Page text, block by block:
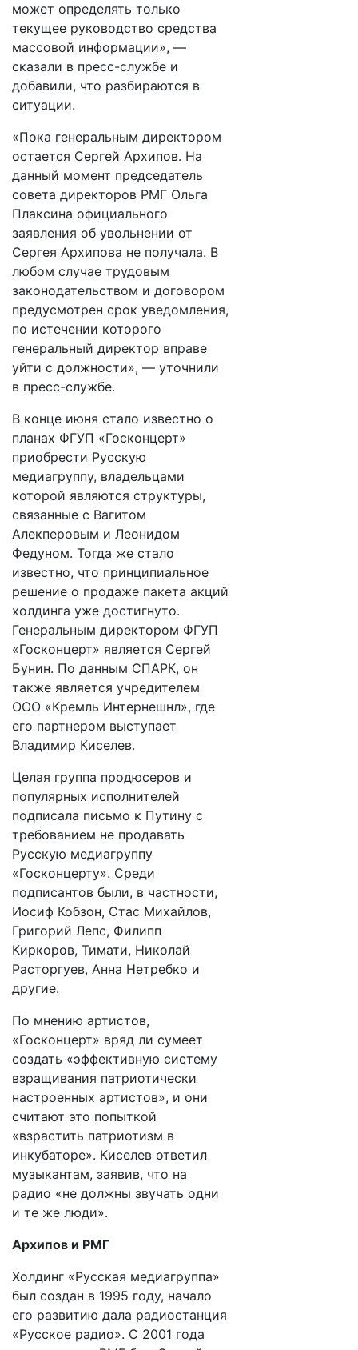
может определять только
текущее руководство средства
массовой информации», —
сказали в пресс-службе и
добавили, что разбираются в
ситуации.
«Пока генеральным директором
остается Сергей Архипов. На
данный момент председатель
совета директоров РМГ Ольга
Плаксина официального
заявления об увольнении от
Сергея Архипова не получала. В
любом случае трудовым
законодательством и договором
предусмотрен срок уведомления,
по истечении которого
генеральный директор вправе
уйти с должности», — уточнили
в пресс-службе.​
В конце июня стало известно о
планах ФГУП «Госконцерт»
приобрести Русскую
медиагруппу, владельцами
которой являются структуры,
связанные с Вагитом
Алекперовым и Леонидом
Федуном. Тогда же стало
известно, что принципиальное
решение о продаже пакета акций
холдинга уже достигнуто.
Генеральным директором ФГУП
«Госконцерт» является Сергей
Бунин. По данным СПАРК, он
также является учредителем
ООО «Кремль Интернешнл», где
его партнером выступает
Владимир Киселев.
Целая группа продюсеров и
популярных исполнителей
подписала письмо к Путину с
требованием не продавать
Русскую медиагруппу
«Госконцерту». Среди
подписантов были, в частности,
Иосиф Кобзон, Стас Михайлов,
Григорий Лепс, Филипп
Киркоров, Тимати, Николай
Расторгуев, Анна Нетребко и
другие.
По мнению артистов,
«Госконцерт» вряд ли сумеет
создать «эффективную систему
взращивания патриотически
настроенных артистов», и они
считают это попыткой
«взрастить патриотизм в
инкубаторе». ​Киселев ответил
музыкантам, заявив, что на
радио «не должны звучать одни
и те же люди».
Архипов и РМГ
Холдинг «Русская медиагруппа»
был создан в 1995 году, начало
его развитию дала радиостанция
«Русское радио». С 2001 года